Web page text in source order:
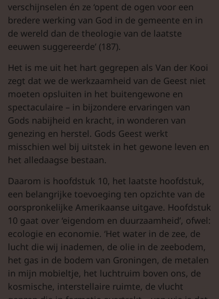
verschijnselen én ze ‘opent de ogen voor een
bredere werking van God in de gemeente en in
de wereld dan de theologie van de laatste
eeuwen suggereerde’ (187).
Het is me uit het hart gegrepen als Van der Kooi
zegt dat we de werkzaamheid van de Geest niet
moeten opsluiten in het buitengewone en
spectaculaire – in bijzondere ervaringen van
Gods nabijheid en kracht, in wonderen van
genezing en herstel. Gods Geest werkt
misschien wel bij uitstek in het gewone leven en
het alledaagse bestaan.
Daarom is hoofdstuk 10, het laatste hoofdstuk,
een belangrijke toevoeging ten opzichte van de
oorspronkelijke Amerikaanse uitgave. Hoofdstuk
10 gaat over ‘eigendom en duurzaamheid’, ofwel:
ecologie en economie. ‘Het water in de zee, de
lucht die wij inademen, de olie in de zeebodem,
het gas in de bodem van Groningen, de metalen
in mijn mobieltje, het luchtruim boven ons, de
kosmische, interstellaire ruimte, de vlucht